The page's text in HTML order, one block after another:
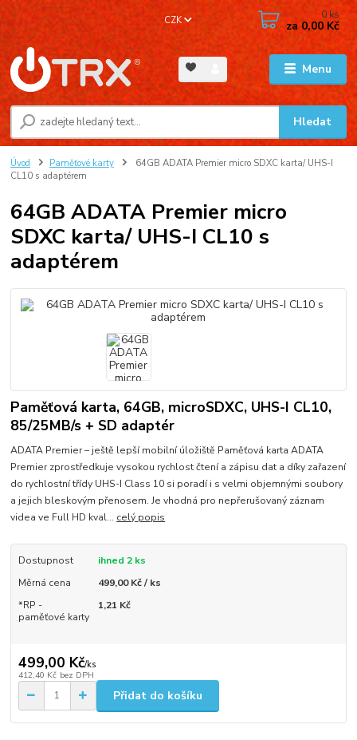
Menu
CZK
Hledat
0 ks
za0,00 Kč
Úvod Paměťové karty
64GB ADATA Premier micro SDXC karta/ UHS-I
CL10 s adaptérem
64GB ADATA Premier micro
SDXC karta/ UHS-I CL10 s
adaptérem
Paměťová karta, 64GB, microSDXC, UHS-I CL10,
85/25MB/s + SD adaptér
ADATA Premier – ještě lepší mobilní úložiště Paměťová karta ADATA
Premier zprostředkuje vysokou rychlost čtení a zápisu dat a díky zařazení
do rychlostní třídy UHS-I Class 10 si poradí i s velmi objemnými soubory
a jejich bleskovým přenosem. Je vhodná pro nepřerušovaný záznam
videa ve Full HD kval... celý popis
Dostupnost
ihned 2 ks
Měrná cena
499,00 Kč / ks
*RP -
paměťové karty
1,21 Kč
499,00 Kč/ks
412,40 Kč bez DPH
Přidat do košíku